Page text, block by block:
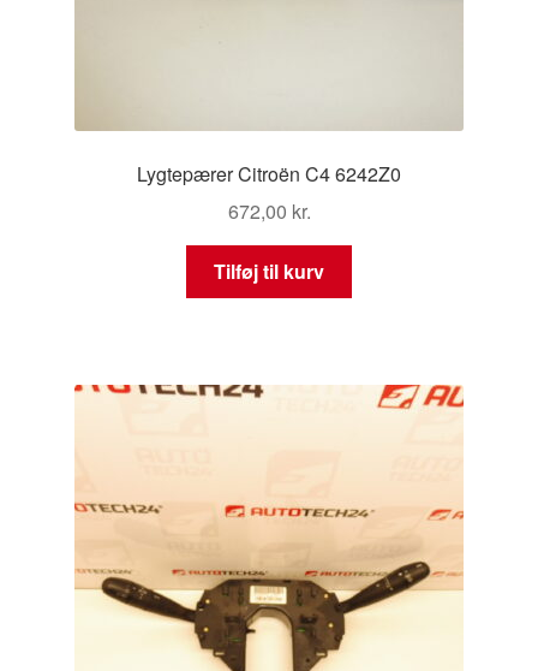
Lygtepærer Citroën C4 6242Z0
672,00 kr.
Tilføj til kurv